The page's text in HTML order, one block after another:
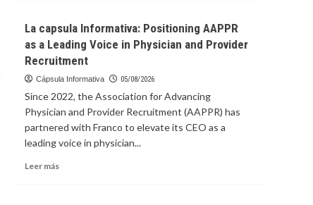
Capsula
Informativa:
¿Qué
Pável
Dúrov,
fundador
de
que
La capsula Informativa: Positioning AAPPR
as a Leading Voice in Physician and Provider
Recruitment
Cápsula Informativa 05/08/2026
Since 2022, the Association for Advancing
Physician and Provider Recruitment (AAPPR) has
partnered with Franco to elevate its CEO as a
leading voice in physician...
Leer másLeer